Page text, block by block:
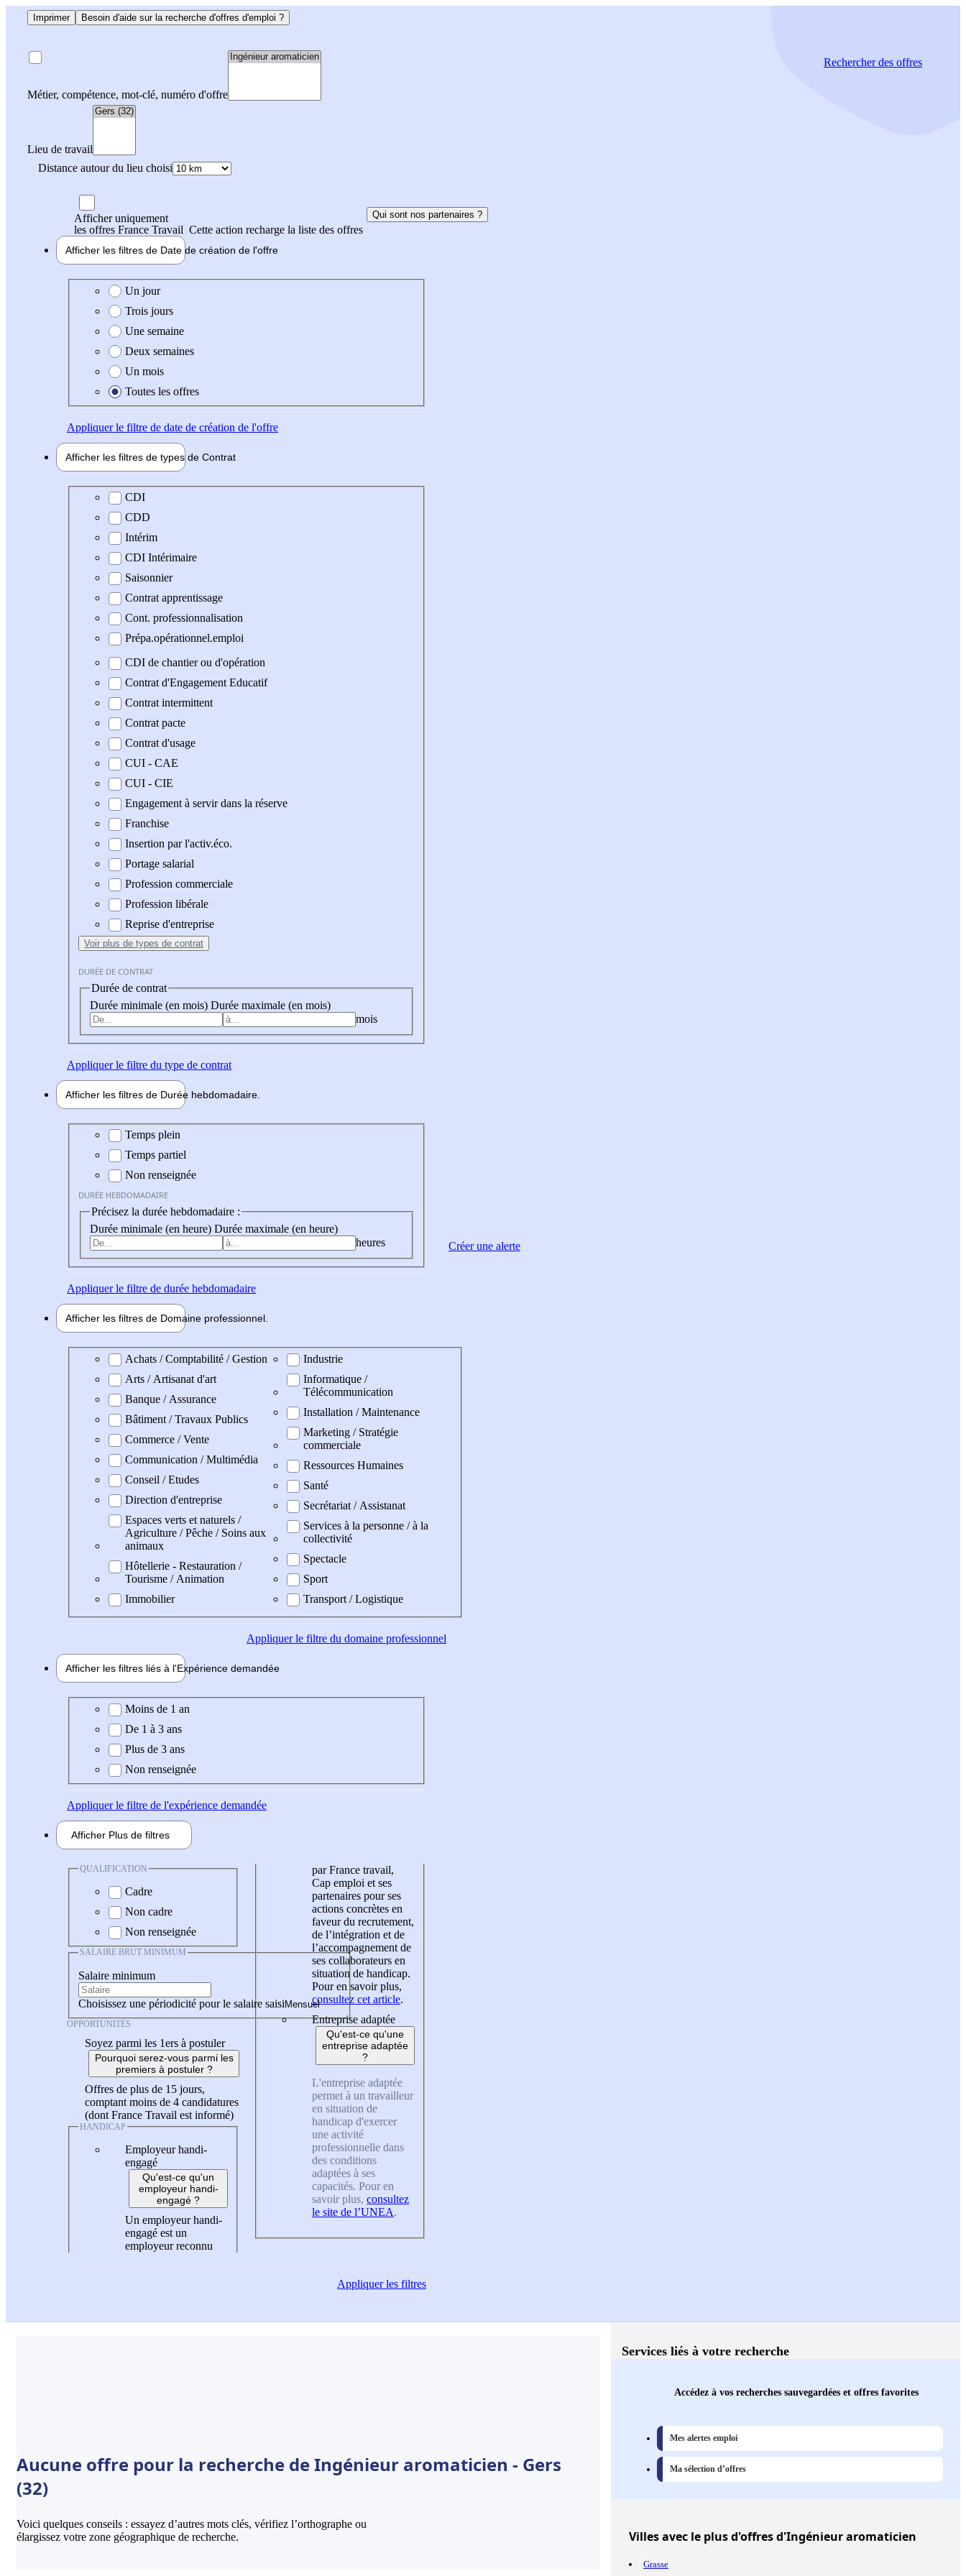
Imprimer Besoin d'aide sur la recherche d'offres d'emploi ?
Métier, compétence, mot-clé, numéro d'offre
Lieu de travail
Distance autour du lieu choisi
Rechercherdes offres
Afficher uniquement
les offres France Travail Cette action recharge la liste des offres
Qui sont nos partenaires ?
Afficher les filtres de Date de création de l'offre
Date de création de l'offre
Un jour
Trois jours
Une semaine
Deux semaines
Un mois
Toutes les offres
Appliquerle filtre de date de création de l'offre
Afficher les filtres de types de Contrat
Type de contrat
CDI
CDD
Intérim
CDI Intérimaire
Saisonnier
Contrat apprentissage
Cont. professionnalisation
Prépa.opérationnel.emploi
CDI de chantier ou d'opération
Contrat d'Engagement Educatif
Contrat intermittent
Contrat pacte
Contrat d'usage
CUI - CAE
CUI - CIE
Engagement à servir dans la réserve
Franchise
Insertion par l'activ.éco.
Portage salarial
Profession commerciale
Profession libérale
Reprise d'entreprise
Voir plus de types de contrat
DURÉE DE CONTRAT
Durée de contrat
Durée minimale (en mois) Durée maximale (en mois)
mois
Appliquerle filtre du type de contrat
Afficher les filtres de Durée hebdomadaire
Durée hebdomadaire
Temps plein
Temps partiel
Non renseignée
DURÉE HEBDOMADAIRE
Précisez la durée hebdomadaire :
Durée minimale (en heure) Durée maximale (en heure)
heures
Appliquerle filtre de durée hebdomadaire
Afficher les filtres de Domaine professionnel
Domaine professionel
Achats / Comptabilité / Gestion
Arts / Artisanat d'art
Banque / Assurance
Bâtiment / Travaux Publics
Commerce / Vente
Communication / Multimédia
Conseil / Etudes
Direction d'entreprise
Espaces verts et naturels /
Agriculture / Pêche / Soins aux
animaux
Hôtellerie - Restauration /
Tourisme / Animation
Immobilier
Industrie
Informatique /
Télécommunication
Installation / Maintenance
Marketing / Stratégie
commerciale
Ressources Humaines
Santé
Secrétariat / Assistanat
Services à la personne / à la
collectivité
Spectacle
Sport
Transport / Logistique
Appliquerle filtre du domaine professionnel
Afficher les filtres liés à l'Expérience demandée
Expérience demandée
Moins de 1 an
De 1 à 3 ans
Plus de 3 ans
Non renseignée
Appliquerle filtre de l'expérience demandée
Afficher Plus de filtres
QUALIFICATION
Cadre
Non cadre
Non renseignée
SALAIRE BRUT MINIMUM
Salaire minimum
Choisissez une périodicité pour le salaire saisi
OPPORTUNITÉS
Soyez parmi les 1ers à postuler
Pourquoi serez-vous parmi les
premiers à postuler ?
Offres de plus de 15 jours,
comptant moins de 4 candidatures
(dont France Travail est informé)
HANDICAP
Employeur handi-
engagé
Qu'est-ce qu'un
employeur handi-
engagé ?
Un employeur handi-
engagé est un
employeur reconnu
par France travail,
Cap emploi et ses
partenaires pour ses
actions concrètes en
faveur du recrutement,
de l’intégration et de
l’accompagnement de
ses collaborateurs en
situation de handicap.
Pour en savoir plus,
consultez cet article.
Entreprise adaptée
Qu'est-ce qu'une
entreprise adaptée
?
L'entreprise adaptée
permet à un travailleur
en situation de
handicap d'exercer
une activité
professionnelle dans
des conditions
adaptées à ses
capacités. Pour en
savoir plus, consultez
le site de l’UNEA.
Appliquerles filtres
Créer une alerte
Aucune offre pour la recherche de Ingénieur aromaticien - Gers
(32)
Voici quelques conseils : essayez d’autres mots clés, vérifiez l’orthographe ou
élargissez votre zone géographique de recherche.
Services liés à votre recherche
Accédez à vos recherches sauvegardées et offres favorites
Mes alertes emploi
Ma sélection d’offres
Villesavec le plus d'offres d'Ingénieur aromaticien
Grasse